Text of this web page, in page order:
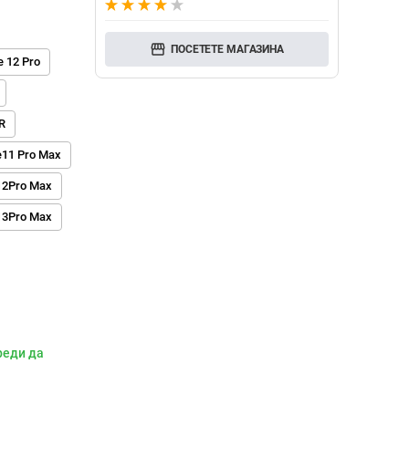
12 Pro
Pro Max
Max
Max
да
storefront ПОСЕТЕТЕ МАГАЗИНА